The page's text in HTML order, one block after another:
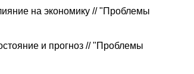
на экономику // "Проблемы
и прогноз // "Проблемы